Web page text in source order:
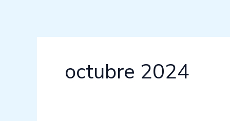
contenido
octubre 2024